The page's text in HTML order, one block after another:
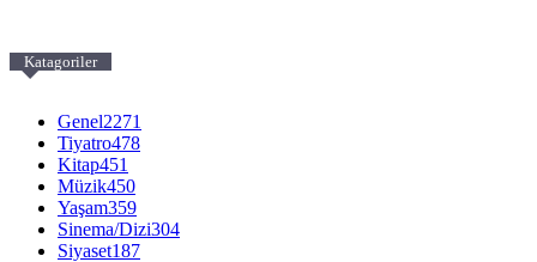
Katagoriler
Genel2271
Tiyatro478
Kitap451
Müzik450
Yaşam359
Sinema/Dizi304
Siyaset187